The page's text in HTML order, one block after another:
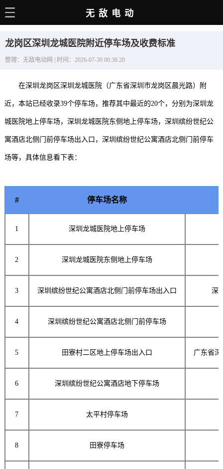
电动百科
选车推荐
充电站
用车百科
经销商
无敌电动
龙岗区深圳龙城医院附近停车场及收费标准
整理：无敌电动网 | 时间：2026-07-30 00:38:20
在深圳龙岗区深圳龙城医院（广东省深圳市龙岗区晨光路）附
近，本站已经收录39个停车场，推荐其中最近的20个，分别为深圳龙
城医院地上停车场，深圳龙城医院东侧地上停车场，深圳缤纷世纪公
寓酒店北侧门前停车场出入口，深圳缤纷世纪公寓酒店北侧门前停车
场等，具体信息看下表：
# 停车场名称
1 深圳龙城医院地上停车场
2 深圳龙城医院东侧地上停车场
3 深圳缤纷世纪公寓酒店北侧门前停车场出入口 深
4 深圳缤纷世纪公寓酒店北侧门前停车场
5 田寮村二区地上停车场出入口 广东省
6 深圳缤纷世纪公寓酒店地下停车场
7 太平村停车场
8 田寮停车场